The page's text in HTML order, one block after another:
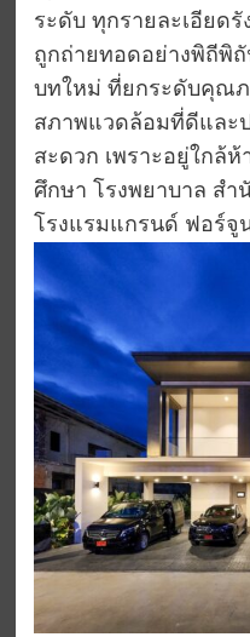
ระดับ ทุกรายละเอียดรั
ถูกถ่ายทอดอย่างพิถีพิ
บทใหม่ ที่ยกระดับคุณ
สภาพแวดล้อมที่ดีและ
สะดวก เพราะอยู่ใกล้
ศึกษา โรงพยาบาล สำ
โรงแรมแกรนด์ ฟอร์จู